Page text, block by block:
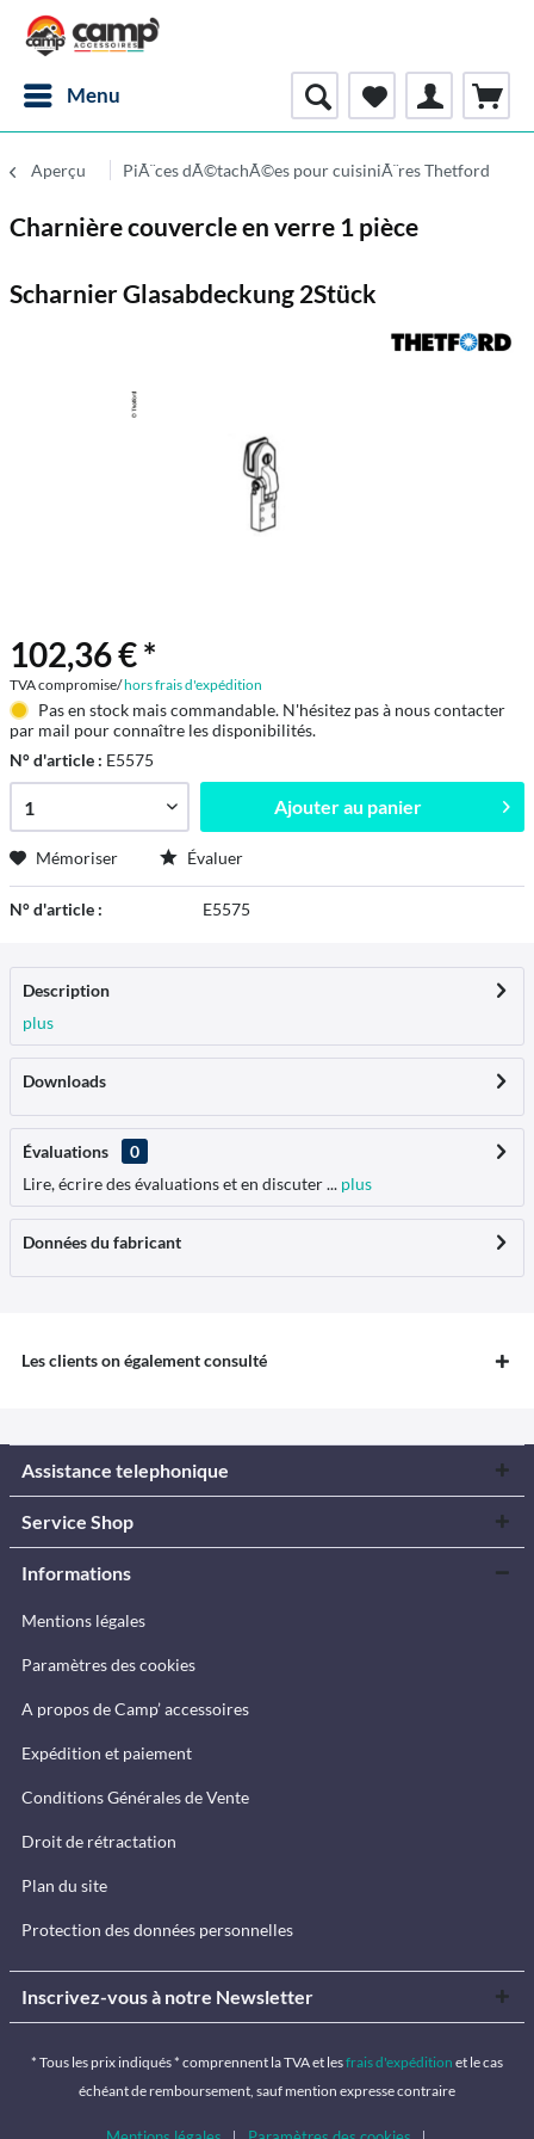
Menu
Aperçu PiÃ¨ces dÃ©tachÃ©es pour cuisiniÃ¨res Thetford
Charnière couvercle en verre 1 pièce
Scharnier Glasabdeckung 2Stück
102,36 € *
TVA compromise/hors frais d'expédition
Pas en stock mais commandable. N'hésitez pas à nous contacter
par mail pour connaître les disponibilités.
N° d'article : E5575
Ajouter au panier
Mémoriser Évaluer
N° d'article : E5575
Description
plus
Downloads
Évaluations
0
Lire, écrire des évaluations et en discuter ... plus
Données du fabricant
Les clients on également consulté
Assistance telephonique
Service Shop
Informations
Mentions légales
Paramètres des cookies
A propos de Camp’ accessoires
Expédition et paiement
Conditions Générales de Vente
Droit de rétractation
Plan du site
Protection des données personnelles
Inscrivez-vous à notre Newsletter
* Tous les prix indiqués * comprennent la TVA et lesfrais d'expédition et le cas
échéant de remboursement, sauf mention expresse contraire